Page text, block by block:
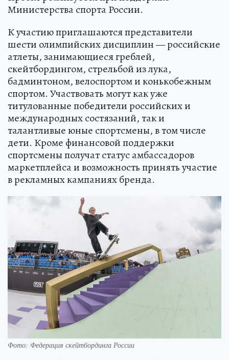
Министерства спорта России.
К участию приглашаются представители
шести олимпийских дисциплин — российские
атлеты, занимающиеся греблей,
скейтбордингом, стрельбой из лука,
бадминтоном, велоспортом и конькобежным
спортом. Участвовать могут как уже
титулованные победители российских и
международных состязаний, так и
талантливые юные спортсмены, в том числе
дети. Кроме финансовой поддержки
спортсмены получат статус амбассадоров
маркетплейса и возможность принять участие
в рекламных кампаниях бренда.
Фото: Федерация скейтбординга России